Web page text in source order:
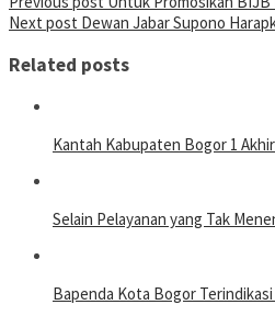
Next post Dewan Jabar Supono
Related posts
Kantah Kabupaten Bogor 1
Selain Pelayanan yang Tak
Bapenda Kota Bogor